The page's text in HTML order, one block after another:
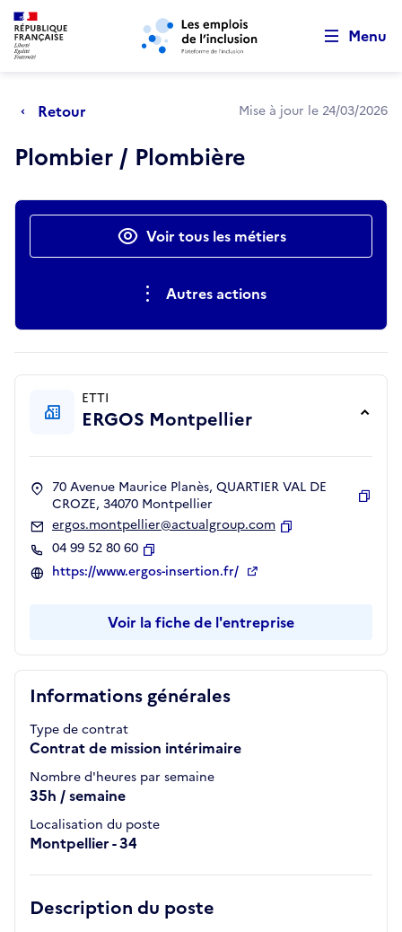
Aller au menu principal Aller au contenu principal
Menu
Retour Mise à jour le 24/03/2026
Plombier / Plombière
Actions rapidesVoir tous les métiers
Autres actions
Informations générales
Type de contrat
Contrat de mission intérimaire
Nombre d'heures par semaine
35h / semaine
Localisation du poste
Montpellier - 34
Description du poste
ETTI
ERGOS Montpellier
70 Avenue Maurice Planès, QUARTIER VAL DE
CROZE, 34070 Montpellier
ergos.montpellier@actualgroup.com
04 99 52 80 60
Copier
https://www.ergos-insertion.fr/
Voir la fiche de l'entreprise
Retour au début de la page
Panneau de gestion des cookies